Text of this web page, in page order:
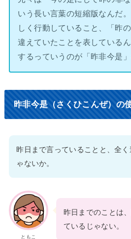
いう長い言葉の短縮版なんだ
しく行動していること、「昨
違えていたことを表している
するっていうのが「昨非今是」
昨非今是（さくひこんぜ）の
昨日まで言っていることと、全く
ゃないか。
ともこ
昨日までのことは
ているじゃない。